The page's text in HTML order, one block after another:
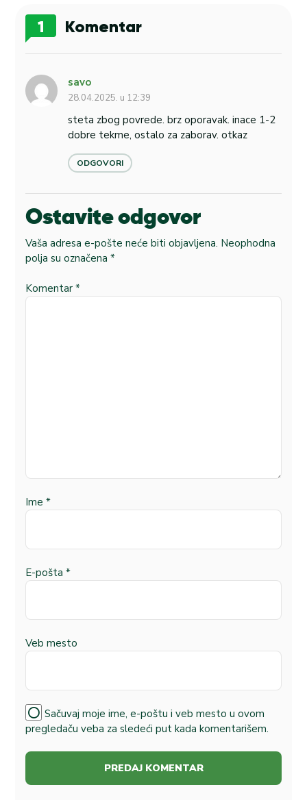
1 Komentar
savo
28.04.2025. u 12:39
steta zbog povrede. brz oporavak. inace 1-2
dobre tekme, ostalo za zaborav. otkaz
ODGOVORI
Ostavite odgovor
Vaša adresa e-pošte neće biti objavljena. Neophodna
polja su označena *
Komentar *
Ime *
E-pošta *
Veb mesto
Sačuvaj moje ime, e-poštu i veb mesto u ovom
pregledaču veba za sledeći put kada komentarišem.